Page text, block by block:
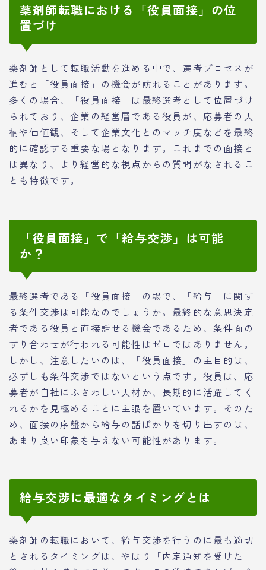
薬剤師転職における「役員面接」の位
置づけ
薬剤師として転職活動を進める中で、選考プロセスが
進むと「役員面接」の機会が訪れることがあります。
多くの場合、「役員面接」は最終選考として位置づけ
られており、企業の経営層である役員が、応募者の人
柄や価値観、そして企業文化とのマッチ度などを最終
的に確認する重要な場となります。これまでの面接と
は異なり、より経営的な視点からの質問がなされるこ
とも特徴です。
「役員面接」で「給与交渉」は可能
か？
最終選考である「役員面接」の場で、「給与」に関す
る条件交渉は可能なのでしょうか。最終的な意思決定
者である役員と直接話せる機会であるため、条件面の
すり合わせが行われる可能性はゼロではありません。
しかし、注意したいのは、「役員面接」の主目的は、
必ずしも条件交渉ではないという点です。役員は、応
募者が自社にふさわしい人材か、長期的に活躍してく
れるかを見極めることに主眼を置いています。そのた
め、面接の序盤から給与の話ばかりを切り出すのは、
あまり良い印象を与えない可能性があります。
給与交渉に最適なタイミングとは
薬剤師の転職において、給与交渉を行うのに最も適切
とされるタイミングは、やはり「内定通知を受けた